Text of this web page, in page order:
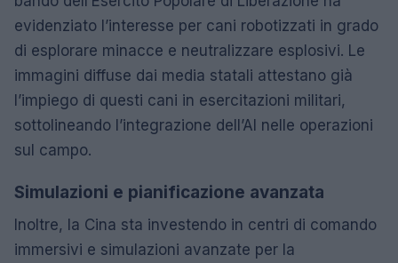
evidenziato l’interesse per cani robotizzati in grado
di esplorare minacce e neutralizzare esplosivi. Le
immagini diffuse dai media statali attestano già
l’impiego di questi cani in esercitazioni militari,
sottolineando l’integrazione dell’AI nelle operazioni
sul campo.
Simulazioni e pianificazione avanzata
Inoltre, la Cina sta investendo in centri di comando
immersivi e simulazioni avanzate per la